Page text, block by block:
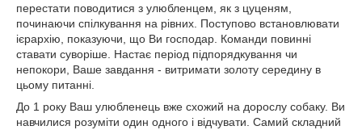
перестати поводитися з улюбленцем, як з цуценям,
починаючи спілкування на рівних. Поступово встановлювати
ієрархію, показуючи, що Ви господар. Команди повинні
ставати суворіше. Настає період підпорядкування чи
непокори, Ваше завдання - витримати золоту середину в
цьому питанні.
До 1 року Ваш улюбленець вже схожий на дорослу собаку. Ви
навчилися розуміти один одного і відчувати. Самий складний